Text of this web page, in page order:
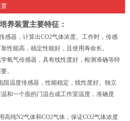
养装置主要特征：
感器，计算出CO2气体浓度。工作时，传感
性能高，稳定性能好，且使用寿命长。
氧气传感器，具有线性度好，检测准确等特
。
阻温度传感器，性能稳定，线性度好。独立
和一个面的门温合成工作室温度，准确度
高纯N2气体和CO2气体，保证CO2气体浓度